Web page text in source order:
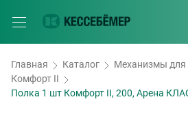
Главная Каталог
Механизмы для
Комфорт II
Полка 1 шт Комфорт II, 200, Арена